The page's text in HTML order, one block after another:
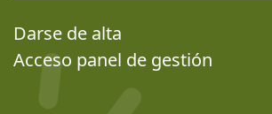
Darse de alta
Acceso panel de gestión